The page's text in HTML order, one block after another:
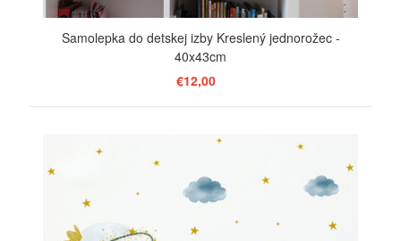
Samolepka do detskej izby Kreslený jednorožec -
40x43cm
€12,00
ZOBRAZIŤ